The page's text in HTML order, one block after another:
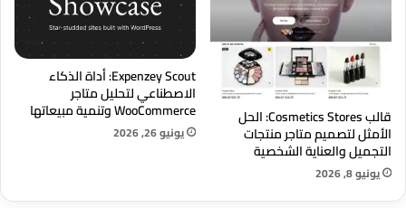
قالب Cosmetics Stores: الحل
الأمثل لتصميم متاجر منتجات
التجميل والعناية الشخصية
يونيو 8, 2026
Expenzey Scout: أداة الذكاء
الاصطناعي لتحليل متاجر
WooCommerce وتنمية مبيعاتها
يونيو 26, 2026